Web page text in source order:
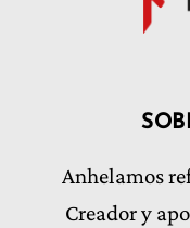
Anhelamos
Creador y